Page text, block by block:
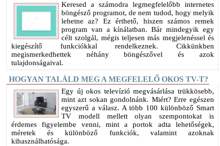
Keresed a számodra legmegfelelőbb internetes
böngésző programot, de nem tudod, hogy melyik
lehetne az? Ez érthető, hiszen számos remek
program van a kínálatban. Bár mindegyik egy
célt szolgál, mégis teljesen más megjelenéssel és
kiegészítő funkciókkal rendelkeznek. Cikkünkben
megismerkedhettek néhány böngészővel és azok
tulajdonságaival.
HOGYAN TALÁLD MEG A MEGFELELŐ OKOS TV-T?
Egy új okos televízió megvásárlása trükkösebb,
mint azt sokan gondolnánk. Miért? Erre egészen
egyszerű a válasz. A több 100 különböző Smart
TV modell mellett olyan szempontokat is
érdemes figyelembe venni, mint a portok adta lehetőségek,
méretek és különböző funkciók, valamint azoknak
kihasználhatósága.